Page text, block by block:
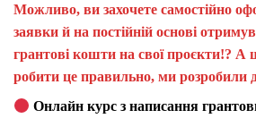
Можливо, ви захочете самостійно
заявки й на постійній основі
грантові кошти на свої проєкти!? А
робити це правильно, ми розробили
Онлайн курс з написання